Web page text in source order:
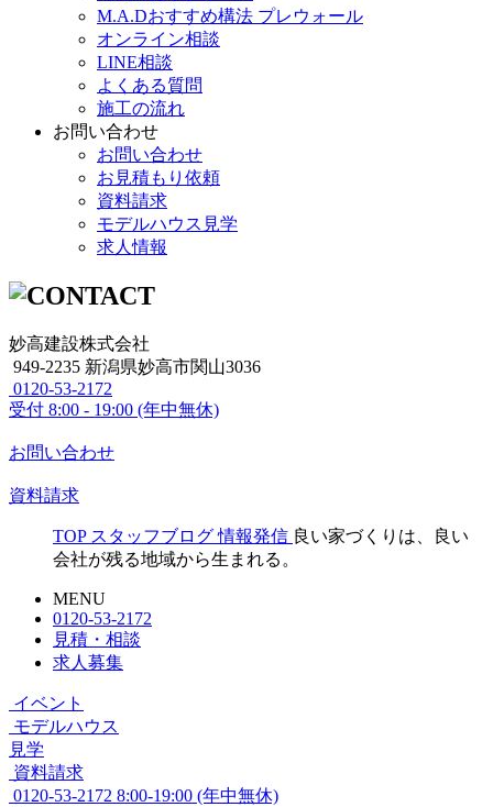
M.A.Dおすすめ構法 プレウォール
オンライン相談
LINE相談
よくある質問
施工の流れ
お問い合わせ
お問い合わせ
お見積もり依頼
資料請求
モデルハウス見学
求人情報
妙高建設株式会社
949-2235 新潟県妙高市関山3036
0120-53-2172
受付 8:00 - 19:00 (年中無休)
お問い合わせ
資料請求
TOP スタッフブログ 情報発信 良い家づくりは、良い
会社が残る地域から生まれる。
MENU
0120-53-2172
見積・相談
求人募集
イベント
モデルハウス
見学
資料請求
0120-53-2172 8:00-19:00 (年中無休)